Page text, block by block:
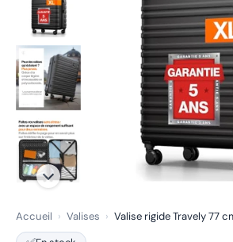
Accueil › Valises › Valise rigide Travely 77